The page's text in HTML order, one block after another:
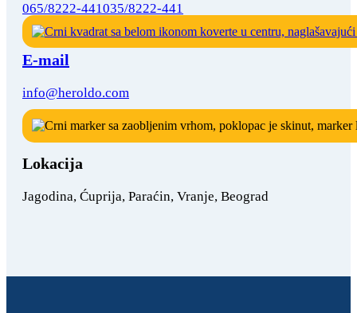
065/8222-441035/8222-441
E-mail
info@heroldo.com
Lokacija
Jagodina, Ćuprija, Paraćin, Vranje, Beograd